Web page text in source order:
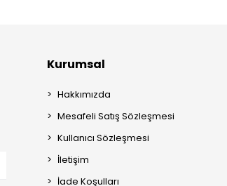
Kurumsal
Hakkımızda
Mesafeli Satış Sözleşmesi
Kullanıcı Sözleşmesi
İletişim
İade Koşulları